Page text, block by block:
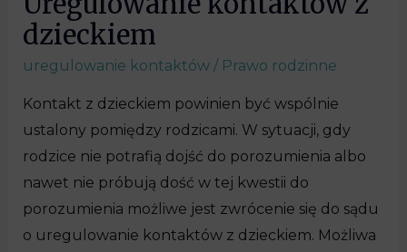
dzieckiem
uregulowanie kontaktów/ Prawo rodzinne
Kontakt z dzieckiem powinien być wspólnie
ustalony pomiędzy rodzicami. W sytuacji, gdy
rodzice nie potrafią dojść do porozumienia albo
nawet nie próbują dość w tej kwestii do
porozumienia możliwe jest zwrócenie się do sądu
o uregulowanie kontaktów z dzieckiem. Możliwa